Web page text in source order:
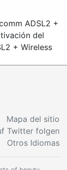
ADSL2 +
del
+ Wireless
Mapa del sitio
Twitter folgen
Otros Idiomas